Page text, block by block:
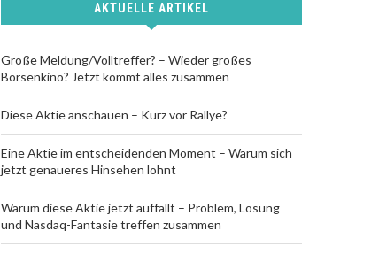
AKTUELLE ARTIKEL
Große Meldung/Volltreffer? – Wieder großes
Börsenkino? Jetzt kommt alles zusammen
Diese Aktie anschauen – Kurz vor Rallye?
Eine Aktie im entscheidenden Moment – Warum sich
jetzt genaueres Hinsehen lohnt
Warum diese Aktie jetzt auffällt – Problem, Lösung
und Nasdaq-Fantasie treffen zusammen